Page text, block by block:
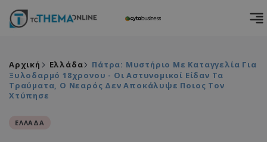
Αρχική Ελλάδα
Πάτρα: Μυστήριο Με Καταγγελία Για
Ξυλοδαρμό 18χρονου - Οι Αστυνομικοί Είδαν Τα
Τραύματα, Ο Νεαρός Δεν Αποκάλυψε Ποιος Τον
Χτύπησε
ΕΛΛΑΔΑ